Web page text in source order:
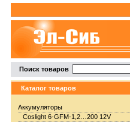
Поиск товаров
Каталог товаров
Аккумуляторы
Coslight 6-GFM-1,2…200 12V